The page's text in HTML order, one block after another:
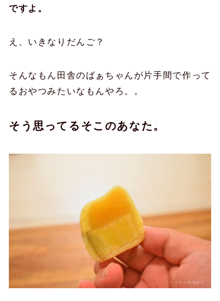
ですよ。
え、いきなりだんご？
そんなもん田舎のばぁちゃんが片手間で作って
るおやつみたいなもんやろ。。
そう思ってるそこのあなた。